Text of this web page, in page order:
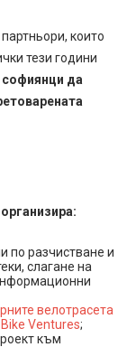
които
тези години
софиянци да
по разчистване и
слагане на
велотрасета
Bike Ventures;
към